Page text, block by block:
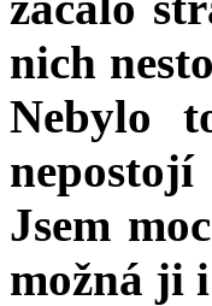
nich
Nebylo
Jsem
možná ji